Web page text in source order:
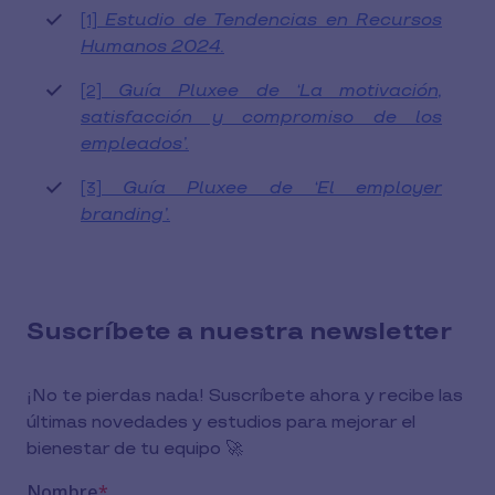
[1]
Estudio de Tendencias en Recursos
Humanos 2024.
[2]
Guía Pluxee de ‘La motivación,
satisfacción y compromiso de los
empleados’.
[3]
Guía Pluxee de ‘El employer
branding’.
Suscríbete a nuestra newsletter
¡No te pierdas nada! Suscríbete ahora y recibe las
últimas novedades y estudios para mejorar el
bienestar de tu equipo 🚀